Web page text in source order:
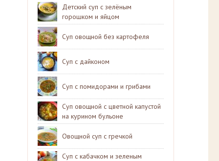
Детский суп с зелёным
горошком и яйцом
Суп овощной без картофеля
Суп с дайконом
Суп с помидорами и грибами
Суп овощной с цветной капустой
на курином бульоне
Овощной суп с гречкой
Суп с кабачком и зеленым